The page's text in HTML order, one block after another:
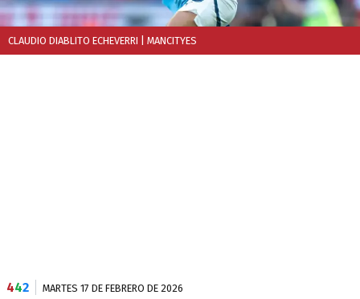
CLAUDIO DIABLITO ECHEVERRI | MANCITYES
442 MARTES 17 DE FEBRERO DE 2026